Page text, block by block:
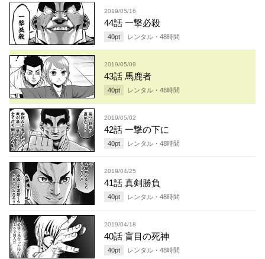
2019/05/16
44話 一撃必殺
40pt レンタル・ 48時間
2019/05/09
43話 馬鹿者
40pt レンタル・ 48時間
2019/05/02
42話 一撃の下に
40pt レンタル・ 48時間
2019/04/25
41話 真剣勝負
40pt レンタル・ 48時間
2019/04/18
40話 盲目の死神
40pt レンタル・ 48時間